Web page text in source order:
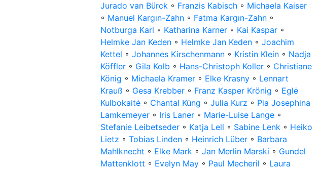
Jurado van Bürck ◦ Franzis Kabisch ◦ Michaela Kaiser
◦ Manuel Kargın-Zahn ◦ Fatma Kargın-Zahn ◦
Notburga Karl ◦ Katharina Karner ◦ Kai Kaspar ◦
Helmke Jan Keden ◦ Helmke Jan Keden ◦ Joachim
Kettel ◦ Johannes Kirschenmann ◦ Kristin Klein ◦ Nadja
Köffler ◦ Gila Kolb ◦ Hans-Christoph Koller ◦ Christiane
König ◦ Michaela Kramer ◦ Elke Krasny ◦ Lennart
Krauß ◦ Gesa Krebber ◦ Franz Kasper Krönig ◦ Eglė
Kulbokaitė ◦ Chantal Küng ◦ Julia Kurz ◦ Pia Josephina
Lamkemeyer ◦ Iris Laner ◦ Marie-Luise Lange ◦
Stefanie Leibetseder ◦ Katja Lell ◦ Sabine Lenk ◦ Heiko
Lietz ◦ Tobias Linden ◦ Heinrich Lüber ◦ Barbara
Mahlknecht ◦ Elke Mark ◦ Jan Merlin Marski ◦ Gundel
Mattenklott ◦ Evelyn May ◦ Paul Mecheril ◦ Laura